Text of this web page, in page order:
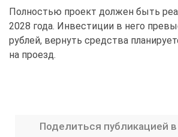
Полностью проект должен быть
2028 года. Инвестиции в него
рублей, вернуть средства
на проезд.
Поделиться публикацией